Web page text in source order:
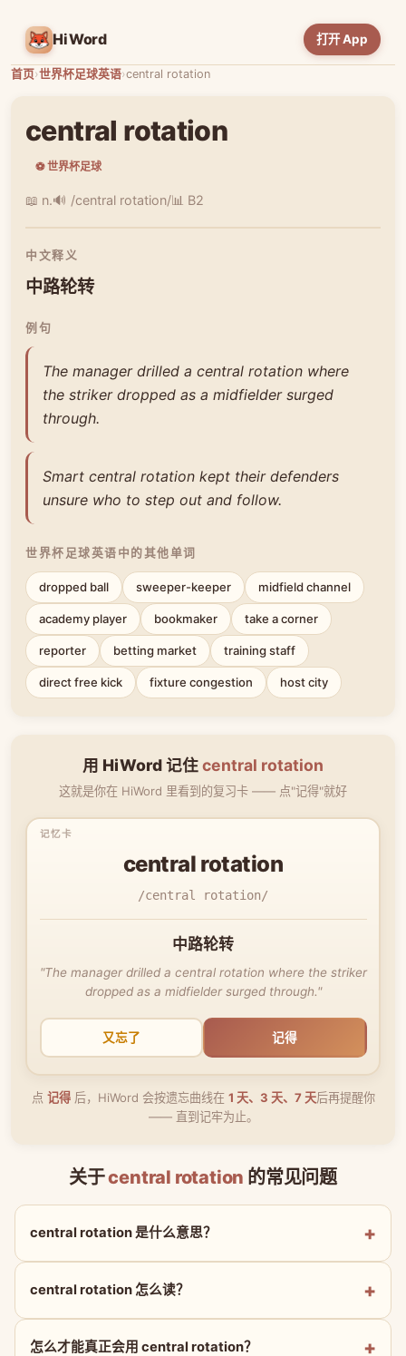
HiWord 打开 App
首页›世界杯足球英语›central rotation
central rotation
⚽ 世界杯足球
📖 n.🔊 /central rotation/📊 B2
中文释义
中路轮转
例句
The manager drilled a central rotation where
the striker dropped as a midfielder surged
through.
Smart central rotation kept their defenders
unsure who to step out and follow.
世界杯足球英语中的其他单词
dropped ball sweeper-keeper midfield channel
academy player bookmaker take a corner
reporter betting market training staff
direct free kick fixture congestion host city
用 HiWord 记住central rotation
这就是你在 HiWord 里看到的复习卡 —— 点"记得"就好
central rotation
/central rotation/
中路轮转
"The manager drilled a central rotation where the striker
dropped as a midfielder surged through."
又忘了 记得
点 记得后，HiWord 会按遗忘曲线在 1 天、3 天、7 天后再提醒你
—— 直到记牢为止。
关于central rotation 的常见问题
central rotation 是什么意思？
central rotation 怎么读？
怎么才能真正会用 central rotation？